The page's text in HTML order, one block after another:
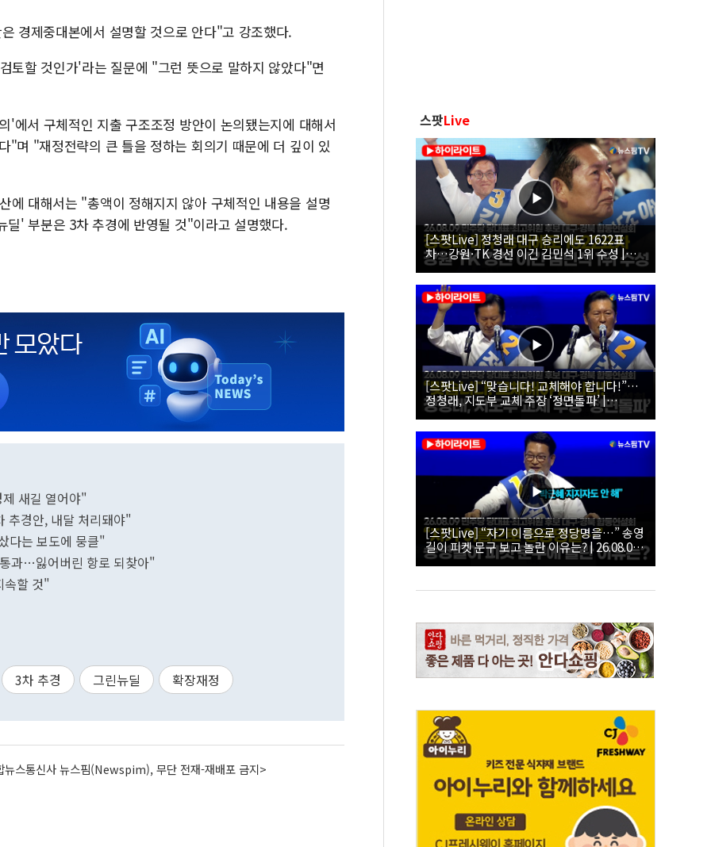
경제중대본에서 설명할 것으로 안다"고 강조했다.
토할 것인가'라는 질문에 "그런 뜻으로 말하지 않았다"면
'에서 구체적인 지출 구조조정 방안이 논의됐는지에 대해서
"며 "재정전략의 큰 틀을 정하는 회의기 때문에 더 깊이 있
에 대해서는 "총액이 정해지지 않아 구체적인 내용을 설명
' 부분은 3차 추경에 반영될 것"이라고 설명했다.
새길 열어야"
추경안, 내달 처리돼야"
다는 보도에 뭉클"
과…잃어버린 항로 되찾아"
속할 것"
3차 추경 그린뉴딜 확장재정
뉴스통신사 뉴스핌(Newspim), 무단 전재-재배포 금지>
스팟Live
[스팟Live] 정청래 대구 승리에도 1622표
차…강원·TK 경선 이긴 김민석 1위 수성 |
26.08.09 더불어민주당 당대표·최고위원 후
보 대구·경북 합동연설회
[스팟Live] “맞습니다! 교체해야 합니다!”…
정청래, 지도부 교체 주장 ‘정면돌파’ |
26.08.09 더불어민주당 당대표·최고위원 후
보 대구·경북 합동연설회
[스팟Live] “자기 이름으로 정당명을…” 송영
길이 피켓 문구 보고 놀란 이유는? | 26.08.09
더불어민주당 당대표·최고위원 후보 대구·경